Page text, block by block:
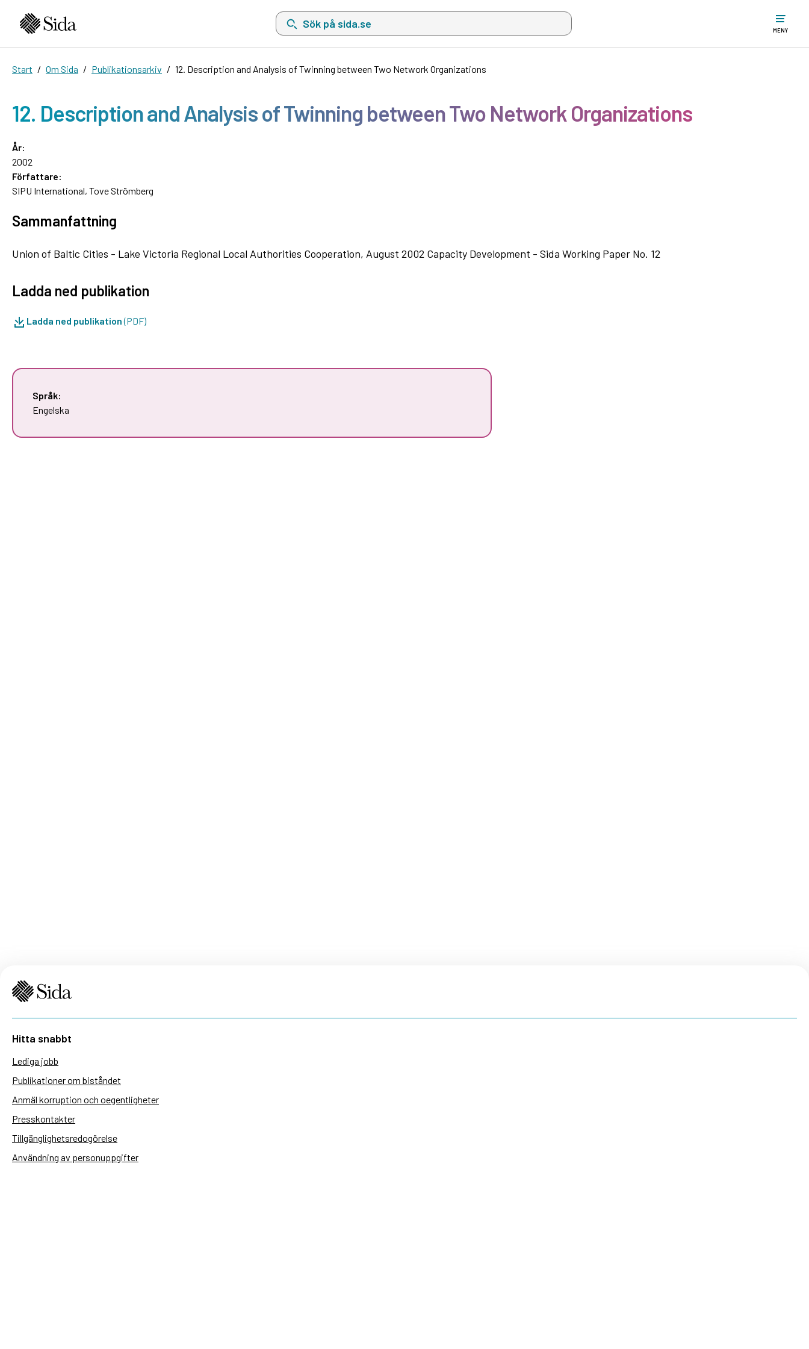
Sök på sida.se, sökförslag kommer att visas i en lista under sökfältet när mer än två tecken har angivits. Piltangenterna uppåt och
MENY
Start Om Sida Publikationsarkiv 12. Description and Analysis of Twinning between Two Network Organizations
12. Description and Analysis of Twinning between Two Network Organizations
År:
2002
Författare:
SIPU International, Tove Strömberg
Sammanfattning
Union of Baltic Cities - Lake Victoria Regional Local Authorities Cooperation, August 2002 Capacity Development - Sida Working Paper No. 12
Ladda ned publikation
Ladda ned publikation(PDF)
Språk:
Engelska
Hitta snabbt
Lediga jobb
Publikationer om biståndet
Anmäl korruption och oegentligheter
Presskontakter
Tillgänglighetsredogörelse
Användning av personuppgifter